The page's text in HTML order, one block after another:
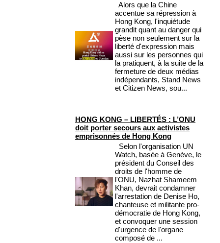
Alors que la Chine
accentue sa répression à
Hong Kong, l'inquiétude
grandit quant au danger qui
pèse non seulement sur la
liberté d'expression mais
aussi sur les personnes qui
la pratiquent, à la suite de la
fermeture de deux médias
indépendants, Stand News
et Citizen News, sou...
HONG KONG – LIBERTÉS : L’ONU
doit porter secours aux activistes
emprisonnés de Hong Kong
Selon l'organisation UN
Watch, basée à Genève, le
président du Conseil des
droits de l'homme de
l'ONU, Nazhat Shameem
Khan, devrait condamner
l'arrestation de Denise Ho,
chanteuse et militante pro-
démocratie de Hong Kong,
et convoquer une session
d'urgence de l'organe
composé de ...